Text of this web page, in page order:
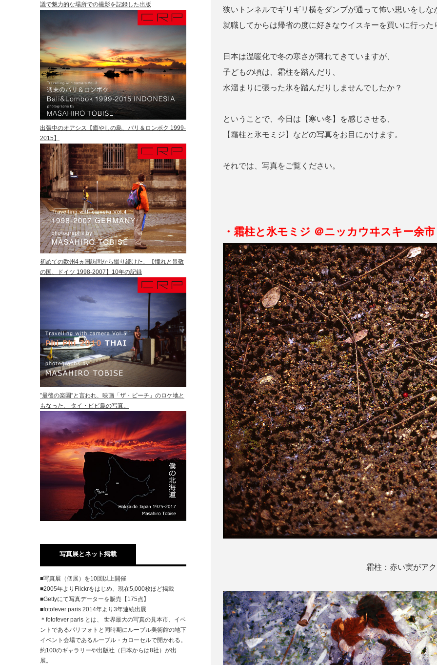
狭いトンネルでギリギリ横をダンプが通って怖い思いをし
就職してからは帰省の度に好きなウイスキーを買いに行っ
日本は温暖化で冬の寒さが薄れてきていますが、
子どもの頃は、霜柱を踏んだり、
水溜まりに張った氷を踏んだりしませんでしたか？
ということで、今日は【寒い冬】を感じさせる、
【霜柱と氷モミジ】などの写真をお目にかけます。
それでは、写真をご覧ください。
・霜柱と氷モミジ ＠ニッカウヰスキー余市
霜柱：赤い実がア
議で魅力的な場所での撮影を記録した出版
出張中のオアシス【癒やしの島、バリ＆ロンボク 1999-
2015】
初めての欧州4ヵ国訪問から撮り続けた、【憧れと畏敬
の国、ドイツ 1998-2007】10年の記録
”最後の楽園”と言われ、映画「ザ・ビーチ」のロケ地と
もなった、 タイ・ピピ島の写真。
写真展とネット掲載
■写真展（個展）を10回以上開催
■2005年よりFlickrをはじめ、現在5,000枚ほど掲載
■Gettyにて写真データーを販売【175点】
■fotofever paris 2014年より3年連続出展
＊fotofever paris とは、 世界最大の写真の見本市、イベ
ントであるパリフォトと同時期にルーブル美術館の地下
イベント会場であるルーブル・カローセルで開かれる。
約100のギャラリーや出版社（日本からは8社）が出
展。